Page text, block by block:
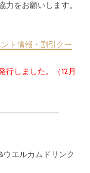
をお願いします。
ト情報・割引クー
行しました。（12月
ウエルカムドリンク